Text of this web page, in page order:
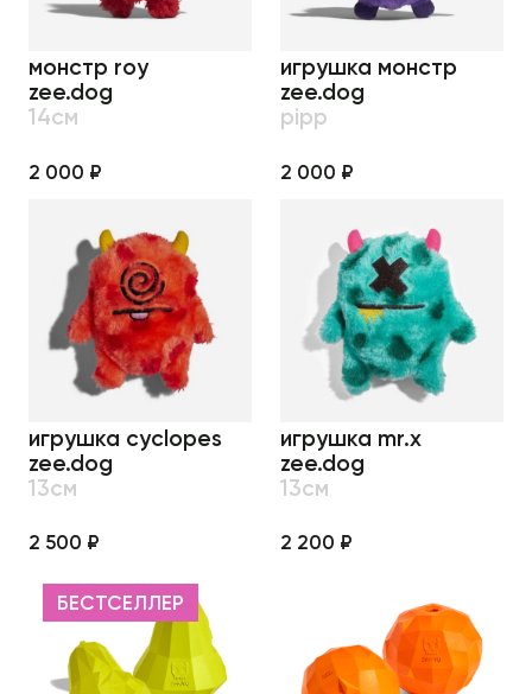
монстр roy
zee.dog
14см
2 000 ₽
игрушка монстр
zee.dog
pipp
2 000 ₽
игрушка cyclopes
zee.dog
13см
2 500 ₽
игрушка mr.x
zee.dog
13см
2 200 ₽
БЕСТСЕЛЛЕР